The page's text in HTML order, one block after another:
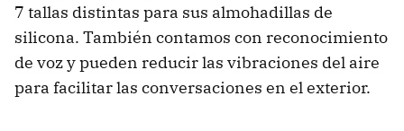
7 tallas distintas para sus almohadillas de
silicona. También contamos con reconocimiento
de voz y pueden reducir las vibraciones del aire
para facilitar las conversaciones en el exterior.